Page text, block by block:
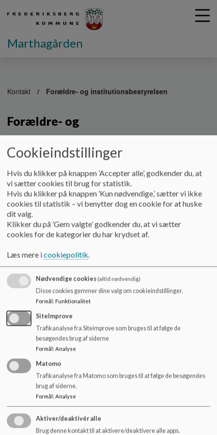
Marthagården
Kontakt Forældre- og institutionsbestyrelsen
Forældre- og
institutionsbestyrelsen
I overensstemmelse med lov om dag-, fritids- og klubtilbud
ledes Marthagården af både en Institutionsbestyrelse og en
forældrebestyrelse. Marthagården har således en 2-strenget
bestyrelse.
Institutionsbestyrelsen består af 4 medlemmer; 3 udpeges af
bestyrelsen for Den danske Diakonissestiftelse, og
herudover er Formanden for forældrebestyrelsen medlem.
Institutionsbestyrelsen fastlægger Marthagårdens børnesyn,
overordnede mål og politikker.
Forældrebestyrelsen består af 7 medlemmer; 5 vælges af og
blandt institutionens forældre og 2 vælges af og blandt
de fastansatte medarbejdere i Marthagården. Det er
forældrebestyrelsens opgave at fastlægge principper for
institutionens arbejde og for anvendelse af budgetrammen.
Forældrebestyrelsen inddrages endvidere i udarbejdelsen,
evalueringen og opfølgningen af den pædagogiske læreplan.
Signe Riedel
Formand for Institutionsbestyrelsen
sir@ramboll.com
Mie Knudsen
61469747
Cookieindstillinger
Hvis du klikker på knappen ’Accepter alle’, godkender du, at
vi sætter cookies til brug for statistik.
Hvis du klikker på knappen ’Kun nødvendige,’ sætter vi ikke
cookies til statistik – vi benytter dog en cookie for at huske
dit valg.
Klikker du på ’Gem valgte’ godkender du, at vi sætter
cookies for de kategorier du har krydset af.
Læs mere icookiepolitik.
Nødvendige cookies(altid nødvendig)
Disse cookies gemmer dine valg om cookieindstillinger.
Formål: Funktionalitet
SiteImprove
Trafikanalyse fra Siteimprove som bruges til at følge de
besøgendes brug af siderne
Formål: Analyse
Matomo
Trafikanalyse fra Matomo som bruges til at følge de besøgendes
brug af siderne.
Formål: Analyse
Aktiver/deaktivér alle
Brug denne kontakt til at aktivere/deaktivere alle apps.